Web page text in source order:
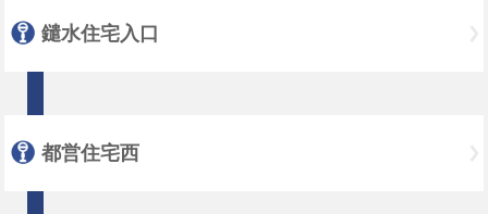
鑓水住宅入口
都営住宅西